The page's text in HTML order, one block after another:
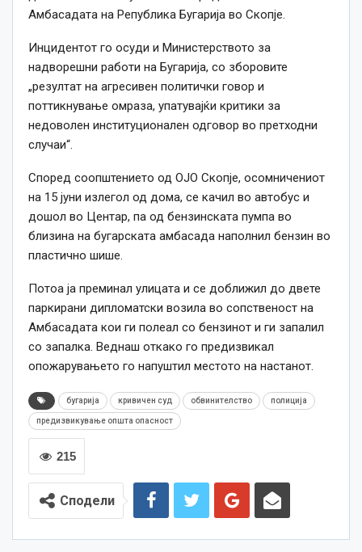
Амбасадата на Република Бугарија во Скопје.
Инцидентот го осуди и Министерството за
надворешни работи на Бугарија, со зборовите
„резултат на агресивен политички говор и
поттикнување омраза, упатувајќи критики за
недоволен институционален одговор во претходни
случаи“.
Според соопштението од ОЈО Скопје, осомничениот
на 15 јуни излегол од дома, се качил во автобус и
дошол во Центар, па од бензинската пумпа во
близина на бугарската амбасада наполнил бензин во
пластично шише.
Потоа ја преминал улицата и се доближил до двете
паркирани дипломатски возила во сопственост на
Амбасадата кои ги полеал со бензинот и ги запалил
со запалка. Веднаш откако го предизвикал
опожарувањето го напуштил местото на настанот.
бугарија кривичен суд обвинителство полиција
предизвикување општа опасност
215
Сподели